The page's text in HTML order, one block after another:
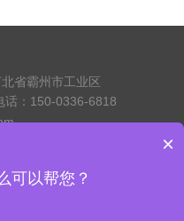
省霸州市工业区
话：150-0336-6818
×
可以帮您？